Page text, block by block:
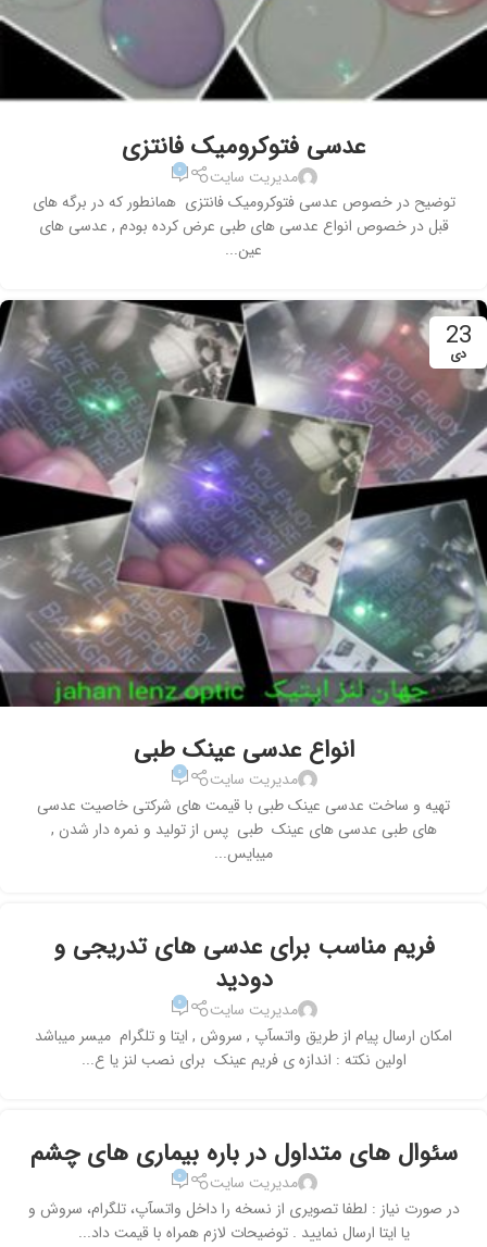
عدسی فتوکرومیک فانتزی
مدیریت سایت ۰
توضیح در خصوص عدسی فتوکرومیک فانتزی همانطور که در برگه های
قبل در خصوص انواع عدسی های طبی عرض کرده بودم , عدسی های
عین...
23
دی
انواع عدسی عینک طبی
مدیریت سایت ۰
تهیه و ساخت عدسی عینک طبی با قیمت های شرکتی خاصیت عدسی
های طبی عدسی های عینک طبی پس از تولید و نمره دار شدن ,
میبایس...
فریم مناسب برای عدسی های تدریجی و
دودید
مدیریت سایت ۰
امکان ارسال پیام از طریق واتسآپ , سروش , ایتا و تلگرام میسر میباشد
اولین نکته : اندازه ی فریم عینک برای نصب لنز یا ع...
سئوال های متداول در باره بیماری های چشم
مدیریت سایت ۰
در صورت نیاز : لطفا تصویری از نسخه را داخل واتسآپ، تلگرام، سروش و
یا ایتا ارسال نمایید . توضیحات لازم همراه با قیمت داد...